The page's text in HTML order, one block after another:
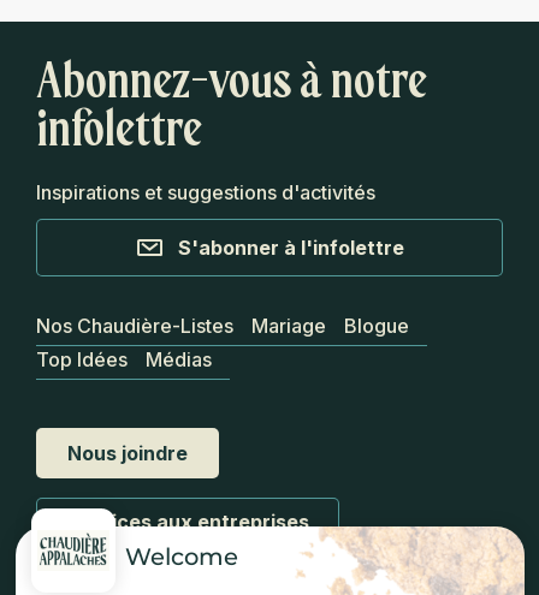
Abonnez-vous à notre
infolettre
Inspirations et suggestions d'activités
S'abonner à l'infolettre
Nous joindre
Services aux entreprises
Nos Chaudière-Listes Mariage
Blogue
Top Idées
Médias
Welcome